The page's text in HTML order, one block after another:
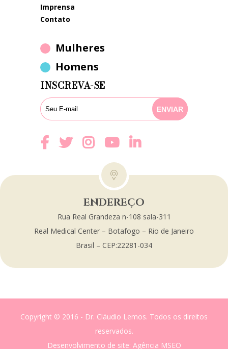
imprensa
contato
Mulheres
Homens
INSCREVA-SE
ENDEREÇO
Rua Real Grandeza n-108 sala-311
Real Medical Center – Botafogo – Rio de Janeiro
Brasil – CEP:22281-034
Copyright © 2016 - Dr. Cláudio Lemos. Todos os direitos
reservados.
Desenvolvimento de site: Agência MSEO